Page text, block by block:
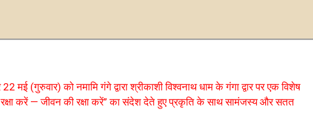
मई (गुरुवार) को नमामि गंगे द्वारा श्रीकाशी विश्वनाथ धाम के गंगा द्वार पर एक विशेष
करें — जीवन की रक्षा करें” का संदेश देते हुए प्रकृति के साथ सामंजस्य और सतत